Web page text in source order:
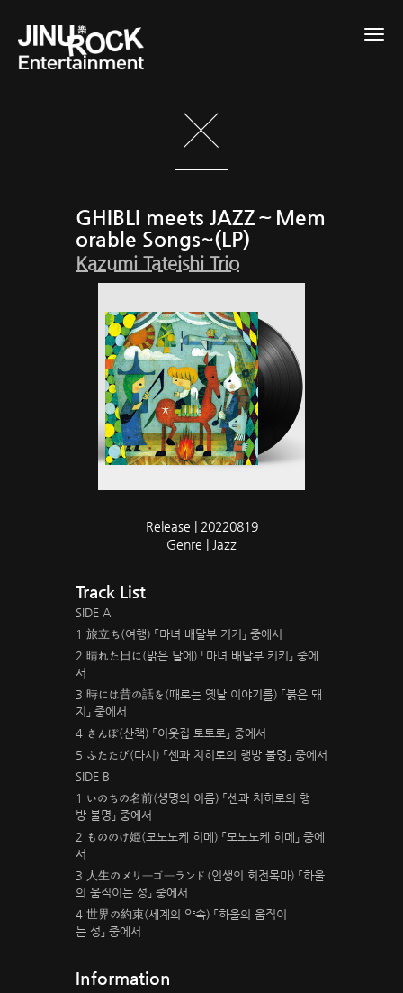
GHIBLI meets JAZZ～Mem
orable Songs~(LP)
Kazumi Tateishi Trio
Release | 20220819
Genre | Jazz
Track List
SIDE A
1 旅立ち(여행) 「마녀 배달부 키키」 중에서
2 晴れた日に(맑은 날에) 「마녀 배달부 키키」 중에
서
3 時には昔の話を(때로는 옛날 이야기를) 「붉은 돼
지」 중에서
4 さんぽ(산책) 「이웃집 토토로」 중에서
5 ふたたび(다시) 「센과 치히로의 행방 불명」 중에서
SIDE B
1 いのちの名前(생명의 이름) 「센과 치히로의 행
방 불명」 중에서
2 もののけ姫(모노노케 히메) 「모노노케 히메」 중에
서
3 人生のメリーゴーランド(인생의 회전목마) 「하울
의 움직이는 성」 중에서
4 世界の約束(세계의 약속) 「하울의 움직이
는 성」 중에서
Information